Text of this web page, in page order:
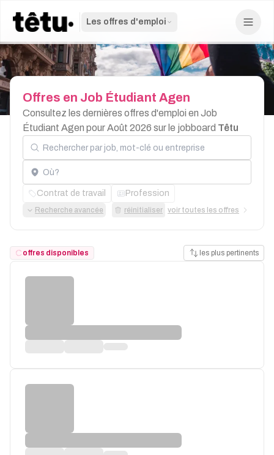
Les offres d'emploi
Offres en Job Étudiant Agen
Consultez les dernières offres d'emploi en Job
Étudiant Agen pour Août 2026 sur le jobboard Têtu
Rechercher par job, mot-clé ou entreprise
Localisation
Contrat de travail Profession
Recherche avancée réinitialiser voir toutes les offres
offres disponibles les plus pertinents